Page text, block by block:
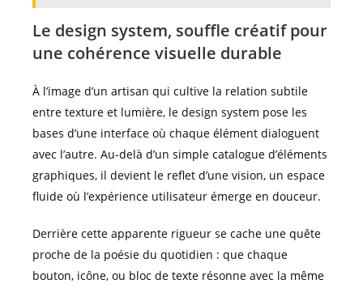
Le design system, souffle créatif pour
une cohérence visuelle durable
À l’image d’un artisan qui cultive la relation subtile
entre texture et lumière, le design system pose les
bases d’une interface où chaque élément dialoguent
avec l’autre. Au-delà d’un simple catalogue d’éléments
graphiques, il devient le reflet d’une vision, un espace
fluide où l’expérience utilisateur émerge en douceur.
Derrière cette apparente rigueur se cache une quête
proche de la poésie du quotidien : que chaque
bouton, icône, ou bloc de texte résonne avec la même